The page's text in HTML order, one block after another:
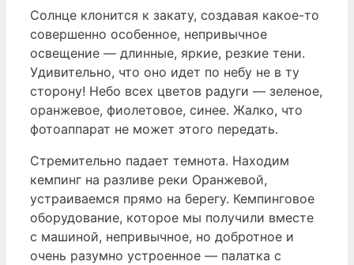
Солнце клонится к закату, создавая какое-то
совершенно особенное, непривычное
освещение — длинные, яркие, резкие тени.
Удивительно, что оно идет по небу не в ту
сторону! Небо всех цветов радуги — зеленое,
оранжевое, фиолетовое, синее. Жалко, что
фотоаппарат не может этого передать.
Стремительно падает темнота. Находим
кемпинг на разливе реки Оранжевой,
устраиваемся прямо на берегу. Кемпинговое
оборудование, которое мы получили вместе
с машиной, непривычное, но добротное и
очень разумно устроенное — палатка с